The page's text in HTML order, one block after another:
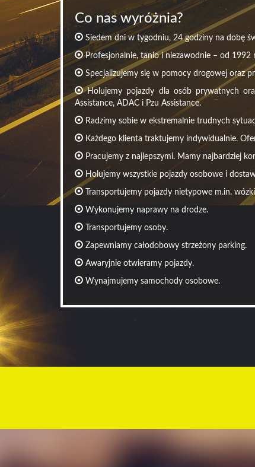
Co nas wyróżnia?
Siedem dni w tygodniu, 24 godziny na dobę
Profesjonalnie, tanio i niezawodnie – od 1992
Specjalizujemy się w pomocy drogowej oraz
Holujemy pojazdy dla osób prywatnych
Assistance, ADAC i Pzu Assistance.
Radzimy sobie w ekstremalnie trudnych
Każdego klienta traktujemy indywidualnie.
Pracujemy z najlepszymi. Mamy najbardziej
Holujemy wszystkie pojazdy osobowe i
Transportujemy pojazdy nietypowe m.in.
Wykonujemy naprawy na drodze.
Transportujemy osoby.
Zapewniamy całodobowy strzeżony parking.
Awaryjnie otwieramy pojazdy.
Wynajmujemy samochody osobowe.